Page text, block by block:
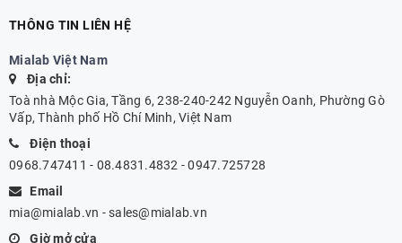
THÔNG TIN LIÊN HỆ
Mialab Việt Nam
Địa chỉ:
Toà nhà Mộc Gia, Tầng 6, 238-240-242 Nguyễn Oanh, Phường Gò
Vấp, Thành phố Hồ Chí Minh, Việt Nam
Điện thoại
0968.747411 - 08.4831.4832 - 0947.725728
Email
mia@mialab.vn -sales@mialab.vn
Giờ mở cửa